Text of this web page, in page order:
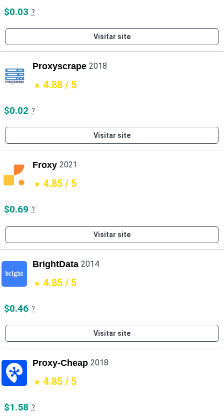
$0.03 ?
Visitar site
Proxyscrape 2018
4.88 / 5
$0.02 ?
Visitar site
Froxy 2021
4.85 / 5
$0.69 ?
Visitar site
BrightData 2014
4.85 / 5
$0.46 ?
Visitar site
Proxy-Cheap 2018
4.85 / 5
$1.58 ?